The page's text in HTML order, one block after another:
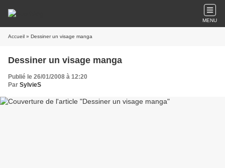
MENU
Accueil » Dessiner un visage manga
Dessiner un visage manga
Publié le 26/01/2008 à 12:20
Par SylvieS